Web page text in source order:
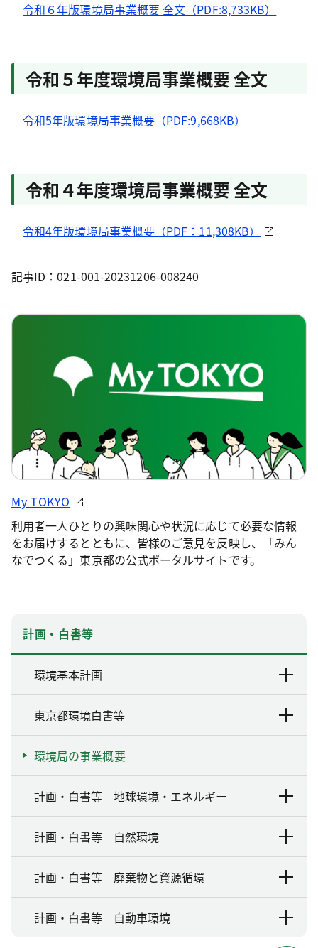
令和６年版環境局事業概要 全文（PDF:8,733KB）
令和５年度環境局事業概要 全文
令和5年版環境局事業概要（PDF:9,668KB）
令和４年度環境局事業概要 全文
令和4年版環境局事業概要（PDF：11,308KB）
記事ID：021-001-20231206-008240
My TOKYO
利用者一人ひとりの興味関心や状況に応じて必要な情報
をお届けするとともに、皆様のご意見を反映し、「みん
なでつくる」東京都の公式ポータルサイトです。
計画・白書等
環境基本計画
東京都環境白書等
環境局の事業概要
計画・白書等 地球環境・エネルギー
計画・白書等 自然環境
計画・白書等 廃棄物と資源循環
計画・白書等 自動車環境